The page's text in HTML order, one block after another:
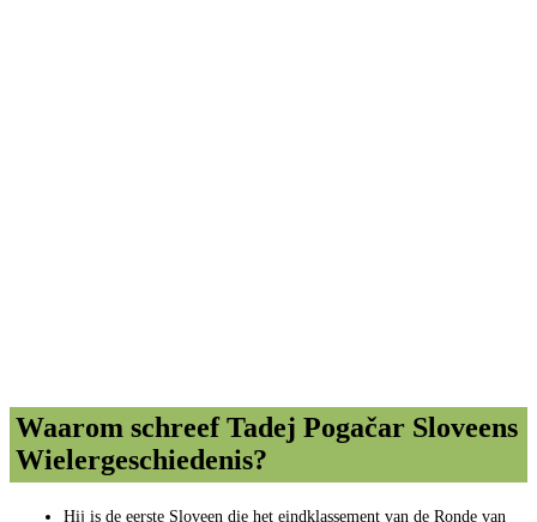
Waarom schreef Tadej Pogačar Sloveens
Wielergeschiedenis?
Hij is de eerste Sloveen die het eindklassement van de Ronde van